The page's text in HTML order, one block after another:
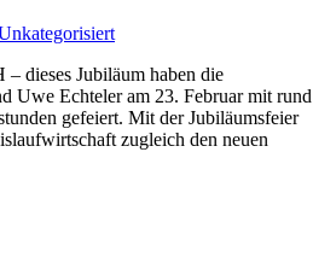
dieses Jubiläum haben die
Uwe Echteler am 23. Februar mit rund
gefeiert. Mit der Jubiläumsfeier
zugleich den neuen